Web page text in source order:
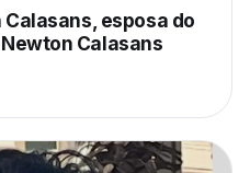
esposa do
Calasans